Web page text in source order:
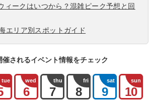
ィークはいつから？混雑ピーク予想と回
エリア別スポットガイド
されるイベント情報をチェック
tue wed
6
thu
7
fri
8
sat
9
sun
10